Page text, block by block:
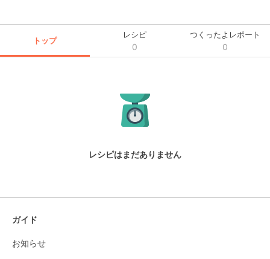
トップ
レシピ
0
つくったよレポート
0
レシピはまだありません
ガイド
お知らせ